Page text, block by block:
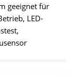
geeignet für
LED-